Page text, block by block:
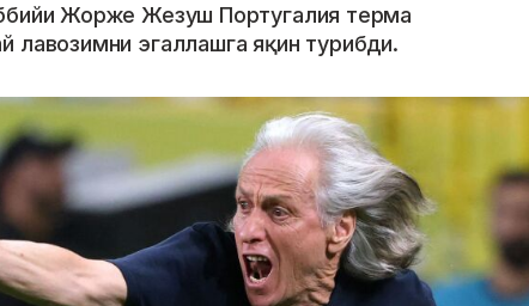
Жорже Жезуш Португалия терма
лавозимни эгаллашга яқин турибди.